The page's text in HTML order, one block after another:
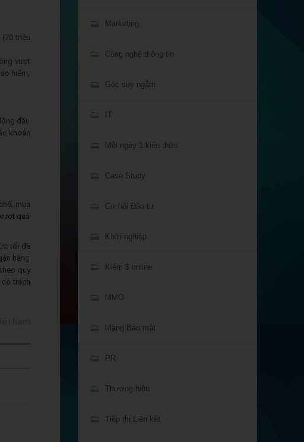
triệu
vượt
hiểm,
đầu
khoản
mua
quá
tối đa
hàng
quy
trách
Marketing
Công nghệ thông tin
Góc suy ngẫm
IT
Mỗi ngày 1 kiến thức
Case Study
Cơ hội Đầu tư
Khởi nghiệp
Kiếm $ online
MMO
Mạng Bảo mật
PR
Thương hiệu
Tiếp thị Liên kết